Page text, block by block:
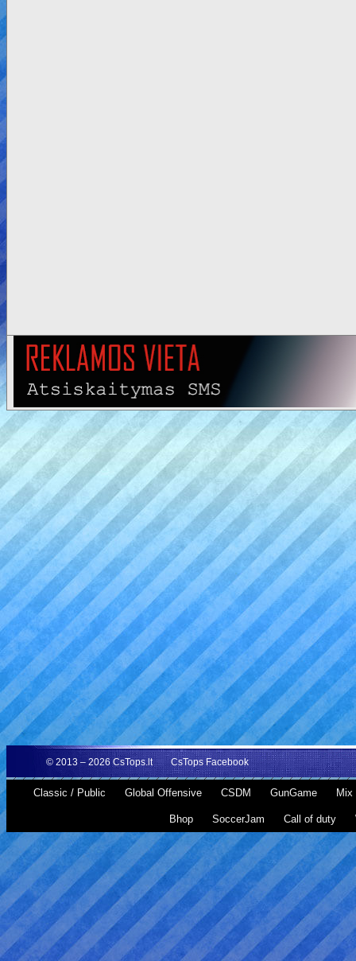
© 2013 – 2026 CsTops.lt CsTops Facebook
Classic / Public Global Offensive CSDM GunGame Mix
Bhop SoccerJam Call of duty